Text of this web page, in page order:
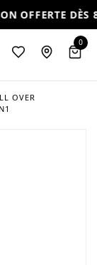
OFFERTE DÈS
0
OVER